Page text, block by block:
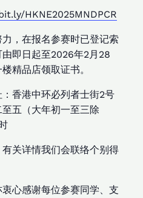
HKNE2025MNDPCR
，在报名参赛时已登记索
即日起至2026年2月28
精品店领取证书。
香港中环必列者士街2号
五（大年初一至三除
关详情我们会联络个别得
心感谢每位参赛同学、支